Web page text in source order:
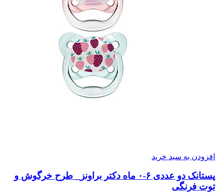
افزودن به سبد خرید
پستانک دو عددی ۶-۰ ماه دکتر براونز_ طرح خرگوش و
توت فرنگی